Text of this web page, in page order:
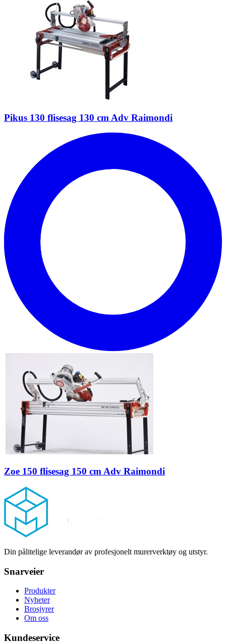
Pikus 130 flisesag 130 cm Adv Raimondi
Zoe 150 flisesag 150 cm Adv Raimondi
Footer
Din pålitelige leverandør av profesjonelt murerverktøy og utstyr.
Snarveier
Produkter
Nyheter
Brosjyrer
Om oss
Kundeservice